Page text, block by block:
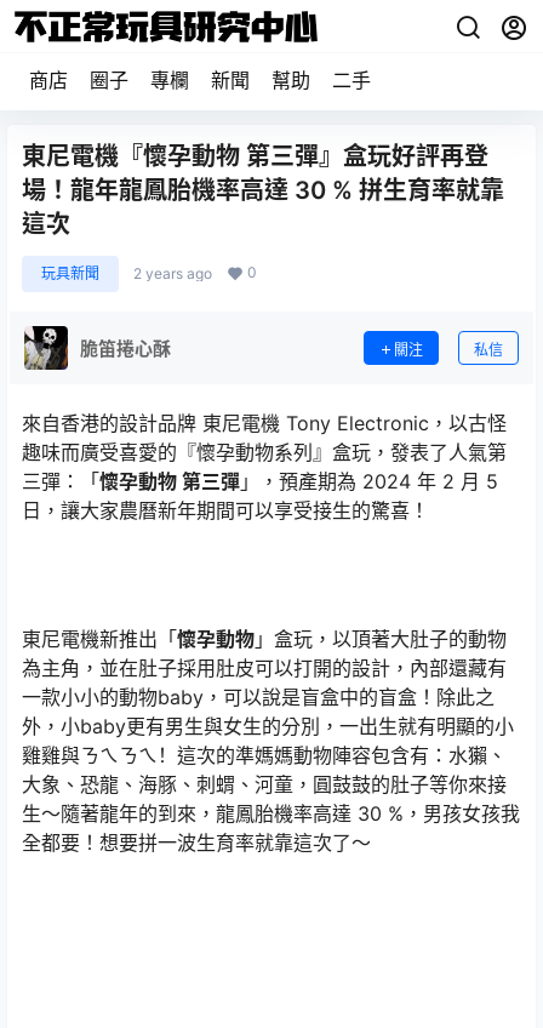
商店 圈子 專欄 新聞 幫助 二手
東尼電機『懷孕動物 第三彈』盒玩好評再登
場！龍年龍鳳胎機率高達 30 % 拼生育率就靠
這次
玩具新聞 2 years ago 0
脆笛捲心酥 關注 私信
來自香港的設計品牌 東尼電機 Tony Electronic，以古怪
趣味而廣受喜愛的『懷孕動物系列』盒玩，發表了人氣第
三彈：「懷孕動物 第三彈 」，預產期為 2024 年 2 月 5
日，讓大家農曆新年期間可以享受接生的驚喜！
東尼電機新推出「懷孕動物 」盒玩，以頂著大肚子的動物
為主角，並在肚子採用肚皮可以打開的設計，內部還藏有
一款小小的動物baby，可以說是盲盒中的盲盒！除此之
外，小baby更有男生與女生的分別，一出生就有明顯的小
雞雞與ㄋㄟㄋㄟ！這次的準媽媽動物陣容包含有：水獺、
大象、恐龍、海豚、刺蝟、河童，圓鼓鼓的肚子等你來接
生～隨著龍年的到來，龍鳳胎機率高達 30 %，男孩女孩我
全都要！想要拼一波生育率就靠這次了～